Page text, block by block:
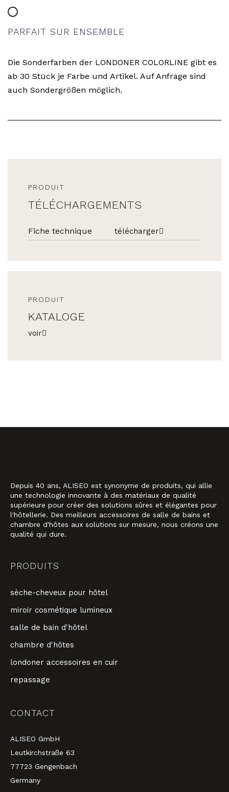
PARFAIT SUR ENSEMBLE
Die Sonderfarben der LONDONER COLORLINE gibt es
ab 30 Stück je Farbe und Artikel. Auf Anfrage sind
auch Sondergrößen möglich.
PRODUIT
TÉLÉCHARGEMENTS
Fiche technique télécharger
PRODUIT
KATALOGE
voir
Depuis 40 ans, ALISEO est synonyme de produits, qui allie
une technologie innovante à des matériaux de qualité
supérieure pour créer des solutions sûres et élégantes pour
l'hôtellerie. Des meilleurs accessoires de salle de bains et
chambre d'hôtes aux solutions sur mesure, nous créons une
qualité qui dure.
PRODUITS
sèche-cheveux pour hôtel
miroir cosmétique lumineux
salle de bain d'hôtel
chambre d'hôtes
londoner accessoires en cuir
repassage
CONTACT
ALISEO GmbH
Leutkirchstraße 63
77723 Gengenbach
Germany